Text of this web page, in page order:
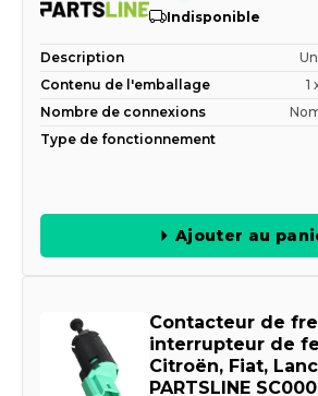
Indisponible
Description
Contenu de l'emballage
1
Nombre de connexions
Type de fonctionnement
Ajouter au
Contacteur de
interrupteur de
Citroën, Fiat,
PARTSLINE